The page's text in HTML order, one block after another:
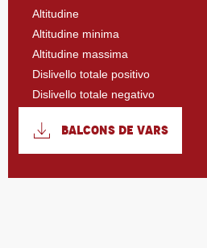
Altitudine
Altitudine minima
Altitudine massima
Dislivello totale positivo
Dislivello totale negativo
Documentazione
BALCONS DE VARS